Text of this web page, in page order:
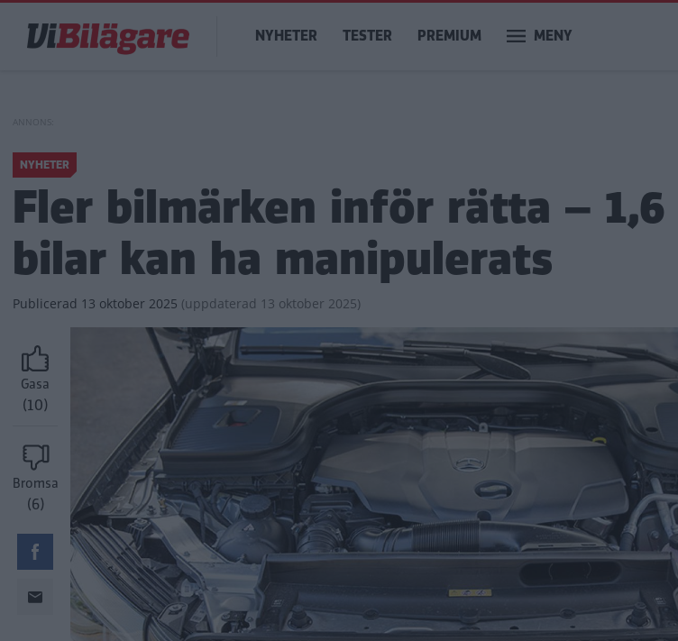
huvudinnehåll
Main
navigation
NYHETER TESTER PREMIUM MENY
NYHETER
Fler bilmärken inför rätta –
bilar kan ha manipulerats
Publicerad 13 oktober 2025 (uppdaterad 13 oktober 2025)
Gasa
(10)
Bromsa
(6)